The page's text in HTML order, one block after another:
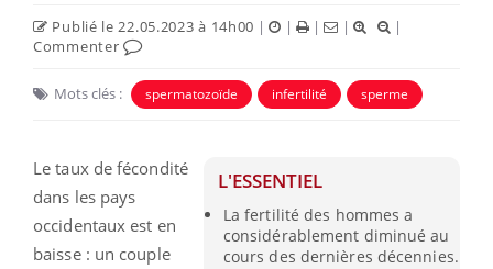
Publié le 22.05.2023 à 14h00 | | | |
|
Commenter
Mots clés : spermatozoïde infertilité sperme
L'ESSENTIEL
La fertilité des hommes a
considérablement diminué au
cours des dernières décennies.
Le taux de fécondité
dans les pays
occidentaux est en
baisse : un couple